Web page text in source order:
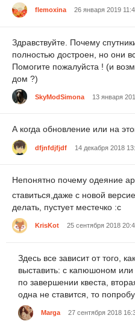
flemoxina 26 января 2019
Здравствуйте. Почему
полностью достроен, но они
Помогите пожалуйста ! (и
дом ?)
SkyModSimona 13 января
А когда обновление или на
dfjnfdjfjdf 14 декабря 2018
Непонятно почему одеяние
ставиться,даже с новой
делать, пустует местечко :с
KrisKot 25 сентября 2018
Здесь все зависит от того,
выставить: с капюшоном
по завершении квеста,
одна не ставится, то
Marga 27 сентября 2018